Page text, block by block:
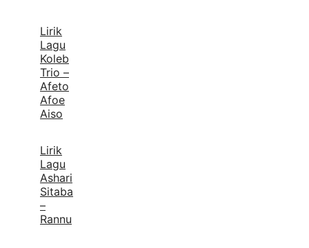
Lirik
Lagu
Koleb
Trio –
Afeto
Afoe
Aiso
Lirik
Lagu
Ashari
Sitaba
–
Rannu